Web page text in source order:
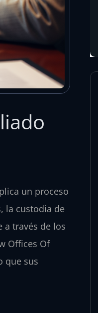
un proceso
la custodia de
a través de los
Offices Of
que sus